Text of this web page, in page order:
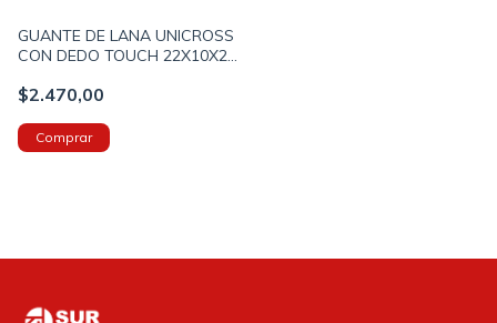
GUANTE DE LANA UNICROSS
CON DEDO TOUCH 22X10X2
UNITARIO (62T6237C)
$2.470,00